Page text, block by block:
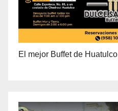
El mejor Buffet de Huatulco